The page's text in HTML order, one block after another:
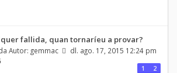
fallida, quan tornaríeu a provar?
Autor: gemmac
dl. ago. 17, 2015 12:24 pm
1 2